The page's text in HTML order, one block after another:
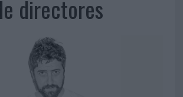
directores